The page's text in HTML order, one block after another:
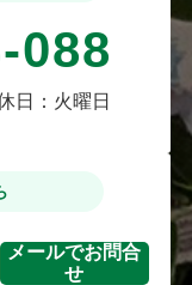
088
日：火曜日
メールでお問合
せ